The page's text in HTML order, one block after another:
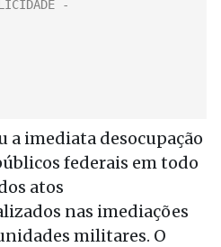
a imediata desocupação
federais em todo
atos
nas imediações
militares. O